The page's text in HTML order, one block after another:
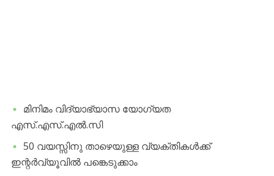
മിനിമം വിദ്യാഭ്യാസ യോഗ്യത
എസ്.എസ്.എൽ.സി
50 വയസ്സിനു താഴെയുള്ള വ്യക്തികൾക്ക്
ഇന്റർവ്യൂവിൽ പങ്കെടുക്കാം